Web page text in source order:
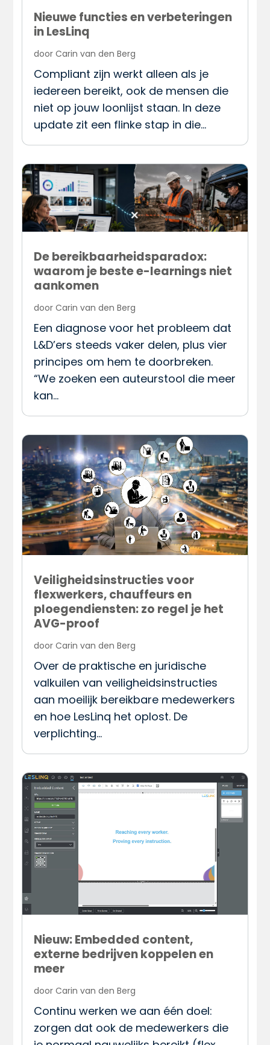
Nieuwe functies en verbeteringen
in LesLinq
door Carin van den Berg
Compliant zijn werkt alleen als je
iedereen bereikt, ook de mensen die
niet op jouw loonlijst staan. In deze
update zit een flinke stap in die…
De bereikbaarheidsparadox:
waarom je beste e-learnings niet
aankomen
door Carin van den Berg
Een diagnose voor het probleem dat
L&D’ers steeds vaker delen, plus vier
principes om hem te doorbreken.
“We zoeken een auteurstool die meer
kan…
Veiligheidsinstructies voor
flexwerkers, chauffeurs en
ploegendiensten: zo regel je het
AVG-proof
door Carin van den Berg
Over de praktische en juridische
valkuilen van veiligheidsinstructies
aan moeilijk bereikbare medewerkers
en hoe LesLinq het oplost. De
verplichting…
Nieuw: Embedded content,
externe bedrijven koppelen en
meer
door Carin van den Berg
Continu werken we aan één doel:
zorgen dat ook de medewerkers die